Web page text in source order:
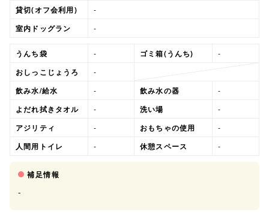
貸切(オフ会利用) -
室内ドッグラン -
うんち袋 - ゴミ箱(うんち) -
おしっこじょうろ -
飲み水/給水 - 飲み水の器 -
よだれ拭きタオル - 洗い場 -
アジリティ - おもちゃの使用 -
人間用トイレ - 休憩スペース -
補足情報
-